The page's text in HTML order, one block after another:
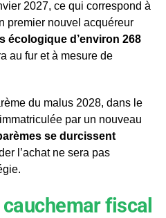
2027, ce qui correspond à
premier nouvel acquéreur
écologique d’environ 268
au fur et à mesure de
du malus 2028, dans le
par un nouveau
se durcissent
l’achat ne sera pas
fiscal